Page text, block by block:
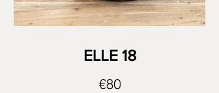
ELLE 18
€80